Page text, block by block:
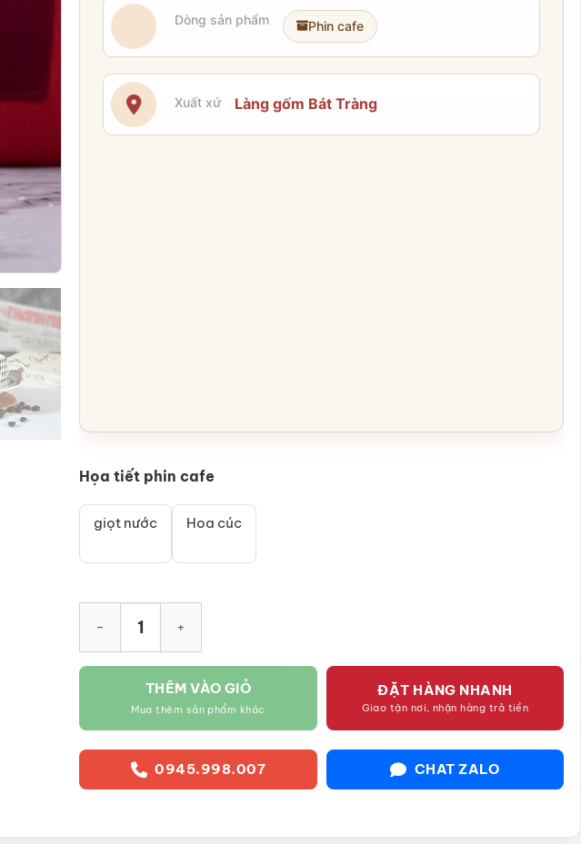
Dòng sản phẩm Phin cafe
Xuất xứ Làng gốm Bát Tràng
Họa tiết phin cafe
giọt nước Hoa cúc
THÊM VÀO GIỎ
Mua thêm sản phẩm khác
ĐẶT HÀNG NHANH
Giao tận nơi, nhận hàng trả tiền
0945.998.007 CHAT ZALO